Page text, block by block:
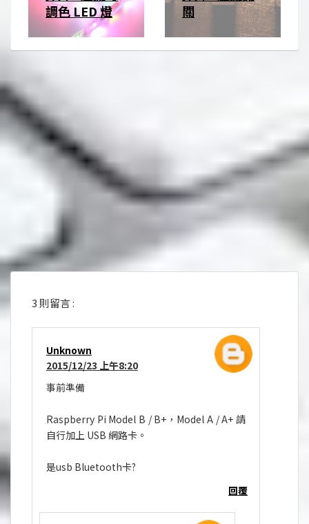
調色 LED 燈
關
3 則留言 :
Unknown
2015/12/23 上午8:20
事前準備
Raspberry Pi Model B / B+，Model A / A+ 請
自行加上 USB 網路卡。
是usb Bluetooth卡?
回覆